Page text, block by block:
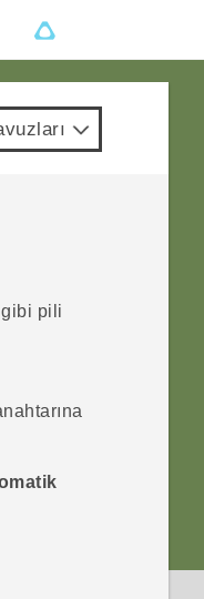
gibi pili